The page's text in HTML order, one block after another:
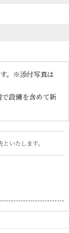
。※添付写真は
設備を含めて新
いたします。